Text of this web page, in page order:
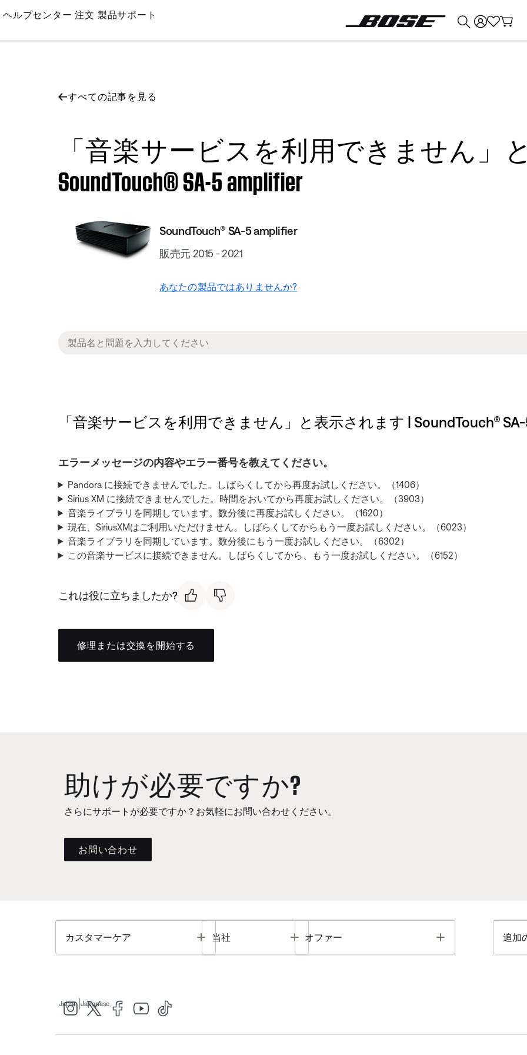
Skip
Main
ヘルプセンター 注文 製品サポート
すべての記事を見る
「音楽サービスを利用できません」
SoundTouch® SA-5 amplifier
SoundTouch® SA-5 amplifier
販売元 2015 - 2021
あなたの製品ではありませんか?
「音楽サービスを利用できません」と表示されます | SoundTouch®
エラーメッセージの内容やエラー番号を教えてください。
Pandora に接続できませんでした。しばらくしてから再度お試しください。（1406）
Sirius XM に接続できませんでした。時間をおいてから再度お試しください。（3903）
音楽ライブラリを同期しています。数分後に再度お試しください。（1620）
現在、SiriusXMはご利用いただけません。しばらくしてからもう一度お試しください。（6023）
音楽ライブラリを同期しています。数分後にもう一度お試しください。（6302）
この音楽サービスに接続できません。しばらくしてから、もう一度お試しください。（6152）
これは役に立ちましたか?
修理または交換を開始する
助けが必要ですか?
さらにサポートが必要ですか？お気軽にお問い合わせください。
お問い合わせ
カスタマーケア Toggle
当社 Toggle
オファー Toggle 追加
Japan Japanese